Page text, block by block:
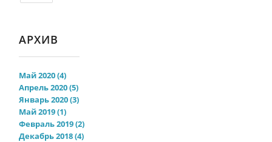
АРХИВ
Май 2020 (4)
Апрель 2020 (5)
Январь 2020 (3)
Май 2019 (1)
Февраль 2019 (2)
Декабрь 2018 (4)